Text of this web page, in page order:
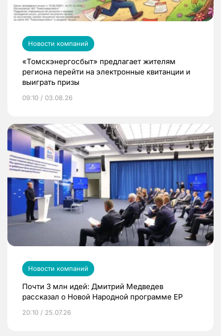
Новости компаний
«Томскэнергосбыт» предлагает жителям
региона перейти на электронные квитанции и
выиграть призы
09:10 / 03.08.26
Новости компаний
Почти 3 млн идей: Дмитрий Медведев
рассказал о Новой Народной программе ЕР
20:10 / 25.07.26